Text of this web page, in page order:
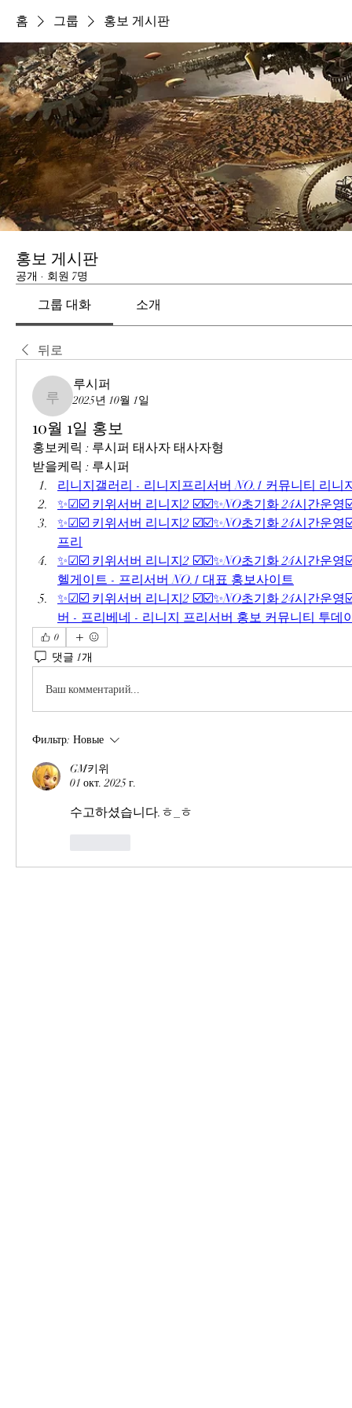
홈 그룹 홍보 게시판
홍보 게시판
공개 · 회원 7명
그룹 대화 소개
뒤로
루시퍼
루시퍼
2025년 10월 1일
10월 1일 홍보
홍보케릭 : 루시퍼 태사자 태사자형
받을케릭 : 루시퍼
리니지갤러리 - 리니지프리서버 NO.1 커뮤니티 리니
✨☑☑️ 키위서버 리니지2 ☑️☑️✨NO초기화 24시간운
✨☑☑️ 키위서버 리니지2 ☑️☑️✨NO초기화 24시간운영
프리
✨☑☑️ 키위서버 리니지2 ☑️☑️✨NO초기화 24시간운영
헬게이트 - 프리서버 NO.1 대표 홍보사이트
✨☑☑️ 키위서버 리니지2 ☑️☑️✨NO초기화 24시간운영
버 - 프리베네 - 리니지 프리서버 홍보 커뮤니티 투데
0
댓글 1개
Ваш комментарий...
Фильтр: Новые
GM키위
01 окт. 2025 г.
수고하셨습니다.ㅎ_ㅎ